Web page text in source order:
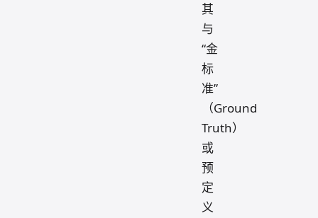
其
与
“金
标
准”
（Ground
Truth）
或
预
定
义